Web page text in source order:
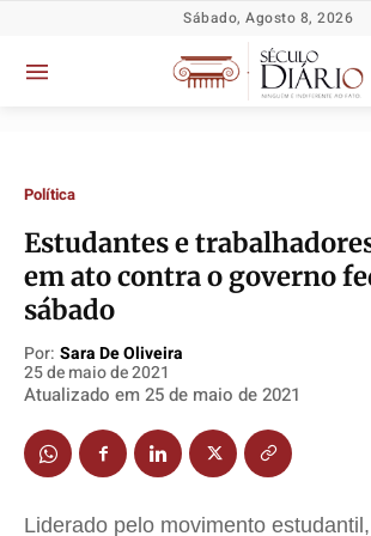
Socioeconômicas
TV Século
Justiça
Educação
Socioeconômicas
TV Século
Justiça
Educação
Socioeconômicas
TV Século
Justiça
Educação
Socioeconômicas
TV Século
Justiça
Educação
Sábado, Agosto 8, 2026
Política
Estudantes e
em ato contra o governo
sábado
Por: Sara De Oliveira
25 de maio de 2021
Atualizado em 25 de maio de 2021
Liderado pelo movimento